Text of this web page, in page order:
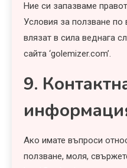
Ние си запазваме
Условия за ползване
влязат в сила веднага
сайта ‘golemizer.com’.
9.
Ако имате въпроси
ползване, моля,